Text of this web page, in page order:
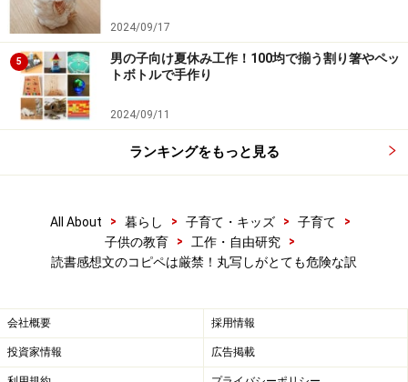
読書感想文のコピペに気付いたとき、先生
はどうする？
読書感想文のコピペに気付いたとき、先生はどうする？
する（夏休みの課題は評価の対象外とする学校もありま
す）、ほめたり皆の前で読んだりして自分から謝りたく
2024/09/17
5
男の子向け夏休み工作！100均で揃う割り箸やペッ
トボトルで手作り
2024/09/11
ランキングをもっと見る
All About > 暮らし > 子育て・キッズ > 子育て
>
子供の教育
> 工作・自由研究
>
読書感想文のコピペは厳禁！丸写しがとても危険な訳
会社概要 採用情報
投資家情報 広告掲載